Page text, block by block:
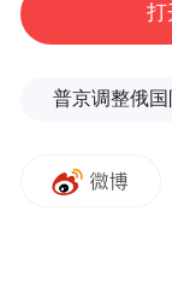
与之同步，
东省生物多
施意见》等
打